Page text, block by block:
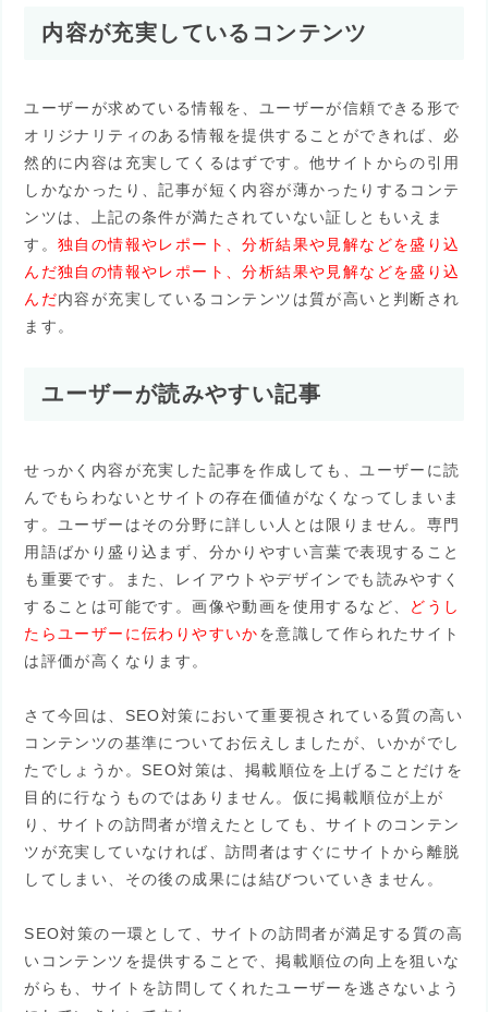
内容が充実しているコンテンツ
ユーザーが求めている情報を、ユーザーが信頼できる形で
オリジナリティのある情報を提供することができれば、必
然的に内容は充実してくるはずです。他サイトからの引用
しかなかったり、記事が短く内容が薄かったりするコンテ
ンツは、上記の条件が満たされていない証しともいえま
す。独自の情報やレポート、分析結果や見解などを盛り込
んだ独自の情報やレポート、分析結果や見解などを盛り込
んだ内容が充実しているコンテンツは質が高いと判断され
ます。
ユーザーが読みやすい記事
せっかく内容が充実した記事を作成しても、ユーザーに読
んでもらわないとサイトの存在価値がなくなってしまいま
す。ユーザーはその分野に詳しい人とは限りません。専門
用語ばかり盛り込まず、分かりやすい言葉で表現すること
も重要です。また、レイアウトやデザインでも読みやすく
することは可能です。画像や動画を使用するなど、 どうし
たらユーザーに伝わりやすいかを意識して作られたサイト
は評価が高くなります。
さて今回は、SEO対策において重要視されている質の高い
コンテンツの基準についてお伝えしましたが、いかがでし
たでしょうか。SEO対策は、掲載順位を上げることだけを
目的に行なうものではありません。仮に掲載順位が上が
り、サイトの訪問者が増えたとしても、サイトのコンテン
ツが充実していなければ、訪問者はすぐにサイトから離脱
してしまい、その後の成果には結びついていきません。
SEO対策の一環として、サイトの訪問者が満足する質の高
いコンテンツを提供することで、掲載順位の向上を狙いな
がらも、サイトを訪問してくれたユーザーを逃さないよう